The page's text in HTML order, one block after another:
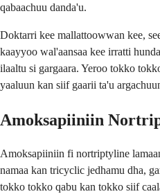
qabaachuu danda'u.
Doktarri kee mallattoowwan kee,
kaayyoo wal'aansaa kee irratti
ilaaltu si gargaara. Yeroo tokko
yaaluun kan siif gaarii ta'u
Amoksapiiniin
Amoksapiiniin fi nortriptyline
namaa kan tricyclic jedhamu dha,
tokko tokko qabu kan tokko siif